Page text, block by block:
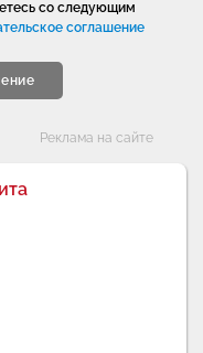
со следующим
соглашение
Реклама на сайте